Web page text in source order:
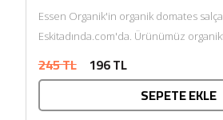
Essen Organik'in organik domates
Eskitadında.com'da. Ürünümüz
onaylıdır. ECOCERT...
245 TL 196 TL
SEPETE EKLE